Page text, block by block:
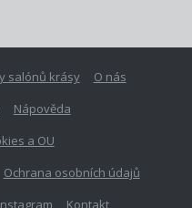
salónů krásy
O nás
Nápověda
a OU
Ochrana osobních údajů
Kontakt